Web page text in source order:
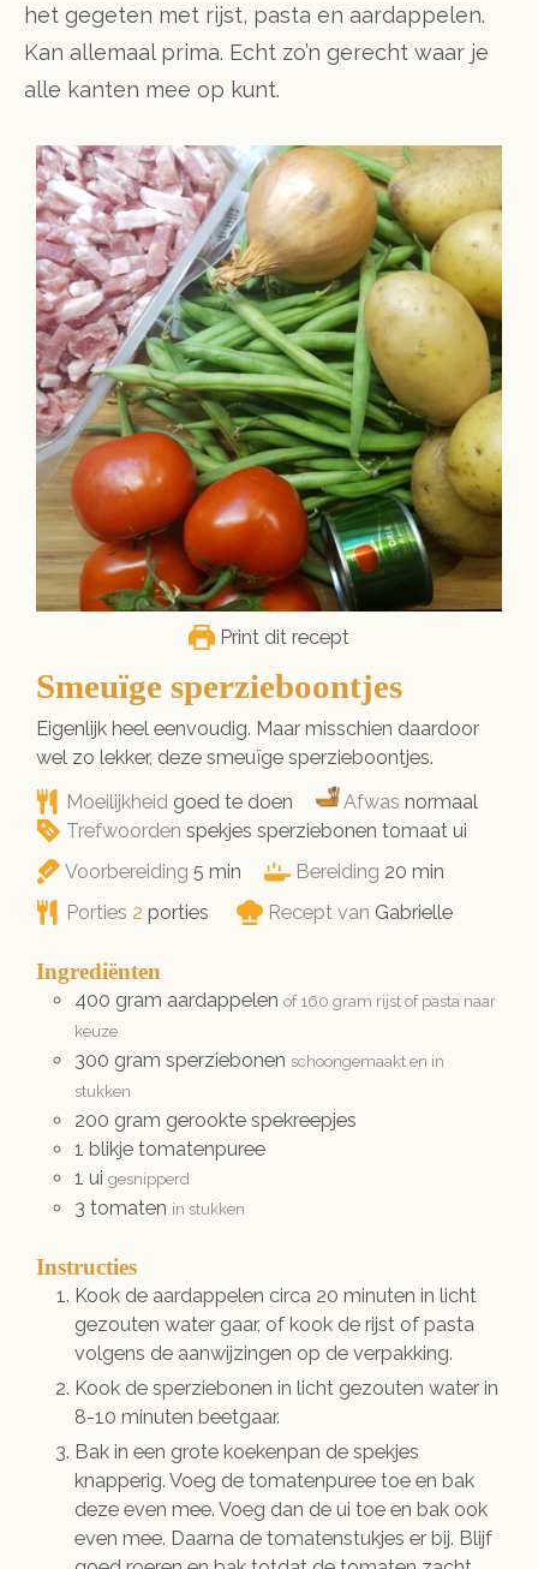
het gegeten met rijst, pasta en aardappelen.
Kan allemaal prima. Echt zo’n gerecht waar je
alle kanten mee op kunt.
Print dit recept
Smeuïge sperzieboontjes
Eigenlijk heel eenvoudig. Maar misschien daardoor
wel zo lekker, deze smeuïge sperzieboontjes.
Moeilijkheid goed te doen Afwasnormaal
Trefwoordenspekjes sperziebonen tomaat ui
Voorbereiding5 minuten
min Bereiding 20minuten
min
Porties 2 porties Recept van Gabrielle
Ingrediënten
400 gram aardappelen of 160 gram rijst of pasta naar
keuze
300 gram sperziebonen schoongemaakt en in
stukken
200 gram gerookte spekreepjes
1 blikje tomatenpuree
1 ui gesnipperd
3 tomaten in stukken
Instructies
Kook de aardappelen circa 20 minuten in licht
gezouten water gaar, of kook de rijst of pasta
volgens de aanwijzingen op de verpakking.
Kook de sperziebonen in licht gezouten water in
8-10 minuten beetgaar.
Bak in een grote koekenpan de spekjes
knapperig. Voeg de tomatenpuree toe en bak
deze even mee. Voeg dan de ui toe en bak ook
even mee. Daarna de tomatenstukjes er bij. Blijf